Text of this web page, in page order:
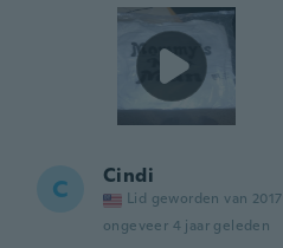
C Cindi
Lid geworden van 2017
ongeveer 4 jaar geleden